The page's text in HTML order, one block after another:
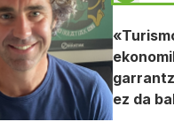
ez da